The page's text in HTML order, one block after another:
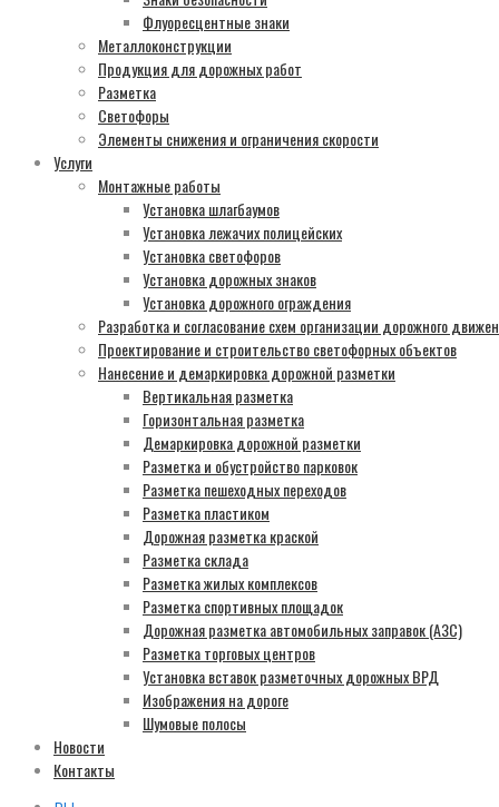
Флуоресцентные знаки
Металлоконструкции
Продукция для дорожных работ
Разметка
Светофоры
Элементы снижения и ограничения скорости
Услуги
Монтажные работы
Установка шлагбаумов
Установка лежачих полицейских
Установка светофоров
Установка дорожных знаков
Установка дорожного ограждения
Разработка и согласование схем организации дорожного
Проектирование и строительство светофорных объектов
Нанесение и демаркировка дорожной разметки
Вертикальная разметка
Горизонтальная разметка
Демаркировка дорожной разметки
Разметка и обустройство парковок
Разметка пешеходных переходов
Разметка пластиком
Дорожная разметка краской
Разметка склада
Разметка жилых комплексов
Разметка спортивных площадок
Дорожная разметка автомобильных заправок (АЗС)
Разметка торговых центров
Установка вставок разметочных дорожных ВРД
Изображения на дороге
Шумовые полосы
Новости
Контакты